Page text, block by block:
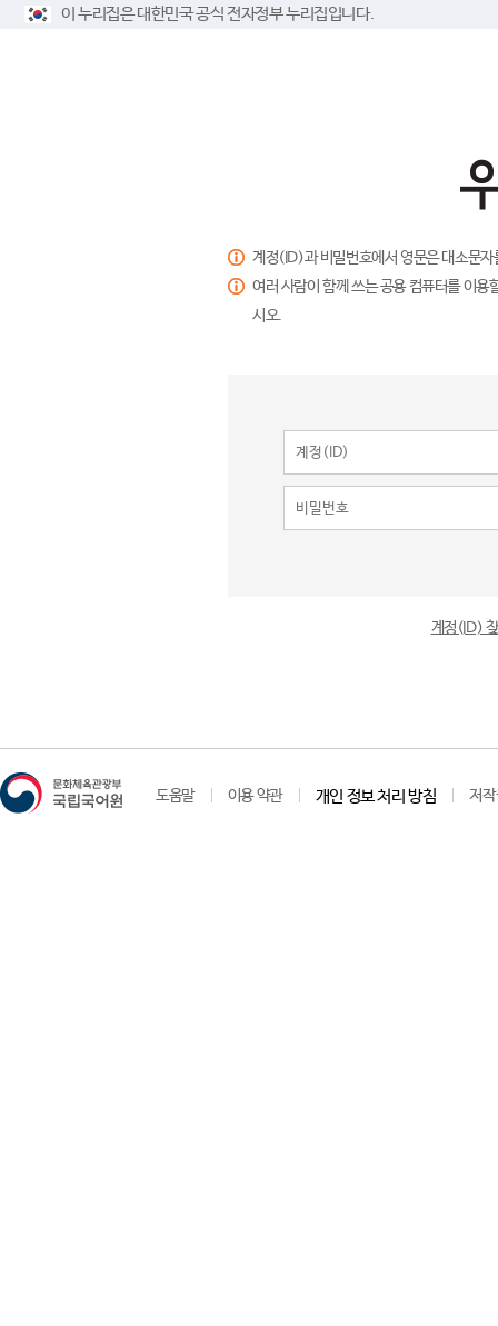
이 누리집은 대한민국 공식 전자정부 누리집입니다.
계정(ID)과 비밀번호에서 영문은 대소문
여러 사람이 함께 쓰는 공용 컴퓨터를 이
시오.
계정(ID)
도움말 이용 약관 개인 정보 처리 방침 저